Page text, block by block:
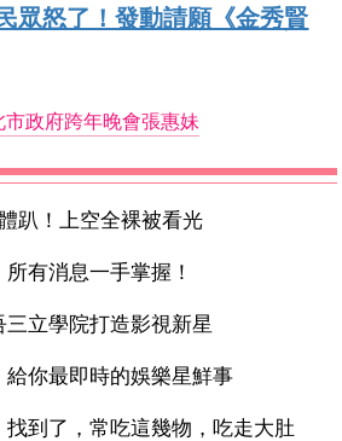
眾怒了！發動請願《金秀賢
市政府跨年晚會張惠妹
趴！上空全裸被看光
有消息一手掌握！
立學院打造影視新星
你最即時的娛樂星鮮事
到了，常吃這幾物，吃走大肚